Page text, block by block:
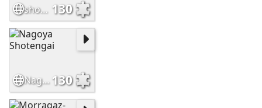
shop fvlowers 130
Nagoya Shotengai 130